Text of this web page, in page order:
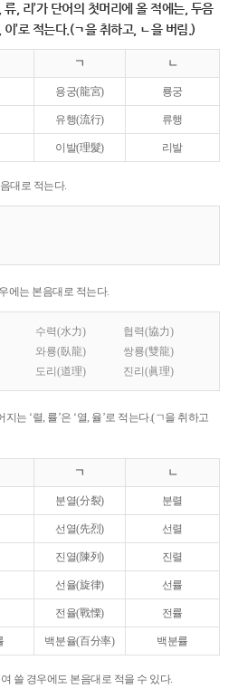
류, 리’가 단어의 첫머리에 올 적에는, 두음
’로 적는다.(ㄱ을 취하고, ㄴ을 버림.)
ㄱ ㄴ
용궁(龍宮) 룡궁
유행(流行) 류행
이발(理髮) 리발
대로 적는다.
에는 본음대로 적는다.
수력(水力)
협력(協力)
와룡(臥龍)
쌍룡(雙龍)
도리(道理) 진리(眞理)
는 ‘렬, 률’은 ‘열, 율’로 적는다.(ㄱ을 취하고
ㄱ ㄴ
분열(分裂) 분렬
선열(先烈) 선렬
진열(陳列) 진렬
선율(旋律) 선률
전율(戰慄) 전률
백분율(百分率) 백분률
쓸 경우에도 본음대로 적을 수 있다.